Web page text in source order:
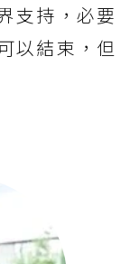
支持，必要
以結束，但